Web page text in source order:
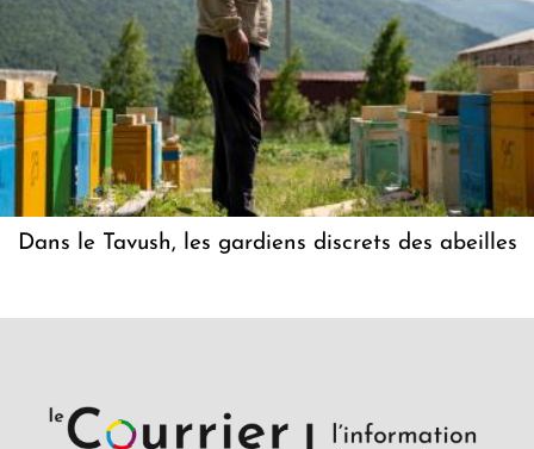
Dans le Tavush, les gardiens discrets des abeilles